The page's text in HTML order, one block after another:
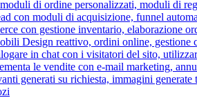
di ordine personalizzati, moduli di
con moduli di acquisizione, funnel
con gestione inventario, elaborazione
Design reattivo, ordini online, gestione
in chat con i visitatori del sito,
le vendite con e-mail marketing,
generati su richiesta, immagini